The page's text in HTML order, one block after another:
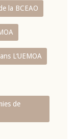
la BCEAO
L‘UEMOA
de